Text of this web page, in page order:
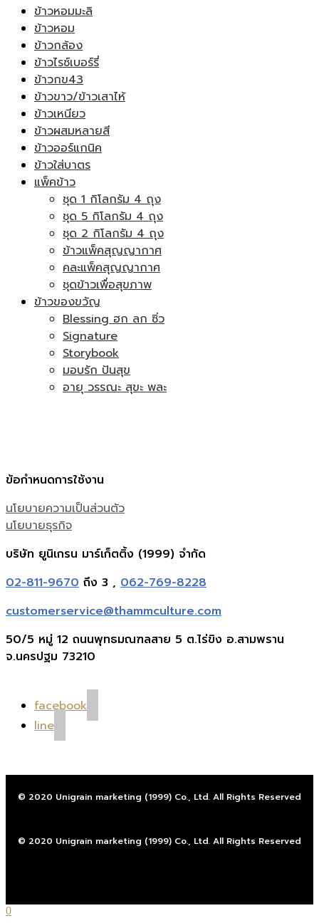
ข้าวหอมมะลิ
ข้าวหอม
ข้าวกล้อง
ข้าวไรซ์เบอร์รี่
ข้าวกข43
ข้าวขาว/ข้าวเสาไห้
ข้าวเหนียว
ข้าวผสมหลายสี
ข้าวออร์แกนิค
ข้าวใส่บาตร
แพ็คข้าว
ชุด 1 กิโลกรัม 4 ถุง
ชุด 5 กิโลกรัม 4 ถุง
ชุด 2 กิโลกรัม 4 ถุง
ข้าวแพ็คสุญญากาศ
คละแพ็คสุญญากาศ
ชุดข้าวเพื่อสุขภาพ
ข้าวของขวัญ
Blessing ฮก ลก ซิ่ว
Signature
Storybook
มอบรัก ปันสุข
อายุ วรรณะ สุขะ พละ
ข้อกำหนดการใช้งาน
นโยบายความเป็นส่วนตัว
นโยบายธุรกิจ
บริษัท ยูนิเกรน มาร์เก็ตติ้ง (1999) จำกัด
02-811-9670 ถึง 3 , 062-769-8228
customerservice@thammculture.com
50/5 หมู่ 12 ถนนพุทธมณฑลสาย 5 ต.ไร่ขิง อ.สามพราน
จ.นครปฐม 73210
facebook
line
© 2020 Unigrain marketing (1999) Co., Ltd. All Rights Reserved
© 2020 Unigrain marketing (1999) Co., Ltd. All Rights Reserved
0